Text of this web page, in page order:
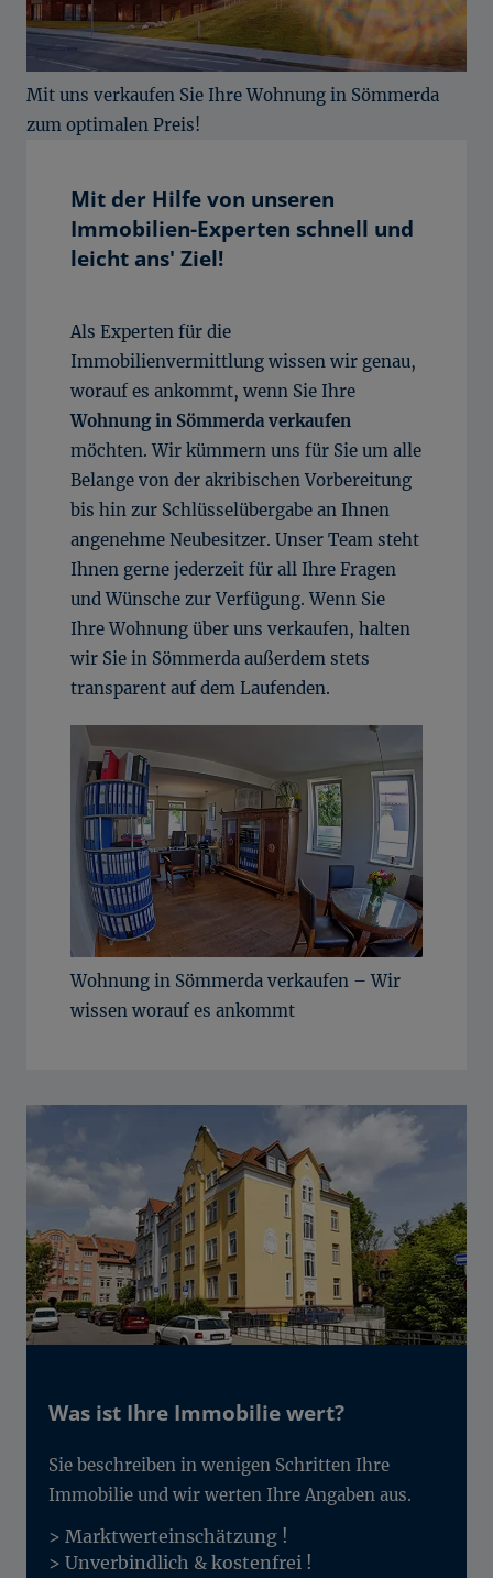
Mit uns verkaufen Sie Ihre Wohnung in Sömmerda
zum optimalen Preis!
Mit der Hilfe von unseren
Immobilien-Experten schnell und
leicht ans' Ziel!
Als Experten für die
Immobilienvermittlung wissen wir genau,
worauf es ankommt, wenn Sie Ihre
Wohnung in Sömmerda verkaufen
möchten. Wir kümmern uns für Sie um alle
Belange von der akribischen Vorbereitung
bis hin zur Schlüsselübergabe an Ihnen
angenehme Neubesitzer. Unser Team steht
Ihnen gerne jederzeit für all Ihre Fragen
und Wünsche zur Verfügung. Wenn Sie
Ihre Wohnung über uns verkaufen, halten
wir Sie in Sömmerda außerdem stets
transparent auf dem Laufenden.
Wohnung in Sömmerda verkaufen – Wir
wissen worauf es ankommt
Was ist Ihre Immobilie wert?
Sie beschreiben in wenigen Schritten Ihre
Immobilie und wir werten Ihre Angaben aus.
> Marktwerteinschätzung !
> Unverbindlich & kostenfrei !